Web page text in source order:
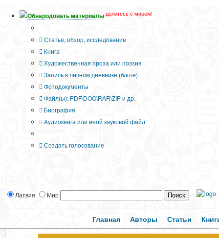
Обнародовать материалы делитесь с миром!
Статья, обзор, исследование
Книга
Художественная проза или поэзия
Запись в личном дневнике (блоге)
Фотодокументы
Файл(ы): PDF\DOC\RAR\ZIP и др.
Биография
Аудиокнига или иной звуковой файл
Создать голосование
Латвия Мир
Главная Авторы Статьи